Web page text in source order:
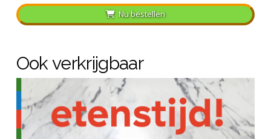
Nu bestellen
Ook verkrijgbaar